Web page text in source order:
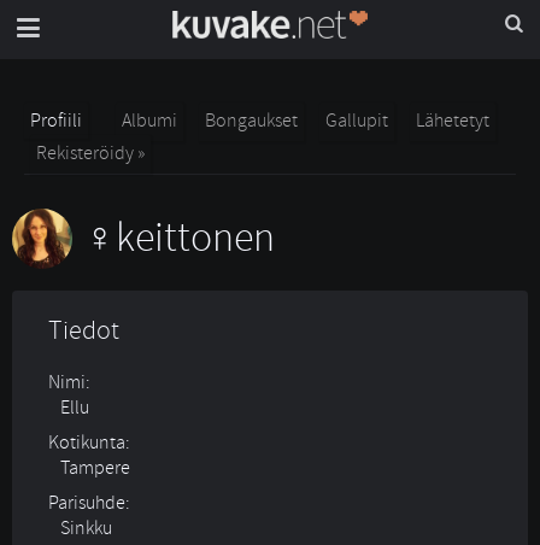
Profiili Albumi Bongaukset Gallupit
Lähetetyt
Rekisteröidy »
keittonen
Tiedot
Nimi:
Ellu
Kotikunta:
Tampere
Parisuhde:
Sinkku